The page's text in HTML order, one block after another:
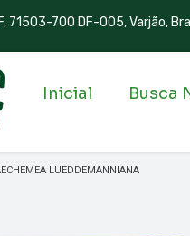
71503-700 DF-005, Varjão,
Inicial Busca
LUEDDEMANNIANA